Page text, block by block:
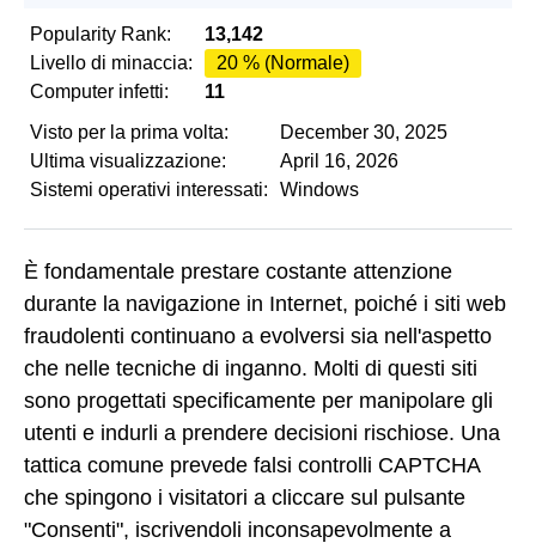
Popularity Rank:
13,142
Livello di minaccia:
20 % (Normale)
Computer infetti:
11
Visto per la prima volta:
December 30, 2025
Ultima visualizzazione:
April 16, 2026
Sistemi operativi interessati:
Windows
È fondamentale prestare costante attenzione
durante la navigazione in Internet, poiché i siti web
fraudolenti continuano a evolversi sia nell'aspetto
che nelle tecniche di inganno. Molti di questi siti
sono progettati specificamente per manipolare gli
utenti e indurli a prendere decisioni rischiose. Una
tattica comune prevede falsi controlli CAPTCHA
che spingono i visitatori a cliccare sul pulsante
"Consenti", iscrivendoli inconsapevolmente a